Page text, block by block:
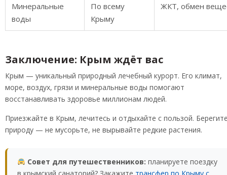
Минеральные
воды
По всему
Крыму
ЖКТ, обмен
Заключение: Крым ждёт вас
Крым — уникальный природный лечебный курорт. Его климат,
море, воздух, грязи и минеральные воды помогают
восстанавливать здоровье миллионам людей.
Приезжайте в Крым, лечитесь и отдыхайте с пользой.
природу — не мусорьте, не вырывайте редкие растения.
Совет для путешественников: планируете поездку